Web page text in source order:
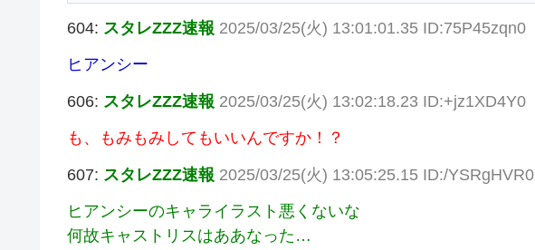
604: スタレZZZ速報 2025/03/25(火) 13:01:01.35 ID:75P45zqn0
ヒアンシー
606: スタレZZZ速報 2025/03/25(火) 13:02:18.23 ID:+jz1XD4Y0
も、もみもみしてもいいんですか！？
607: スタレZZZ速報 2025/03/25(火) 13:05:25.15 ID:/YSRgHVR0
ヒアンシーのキャライラスト悪くないな
何故キャストリスはああなった…